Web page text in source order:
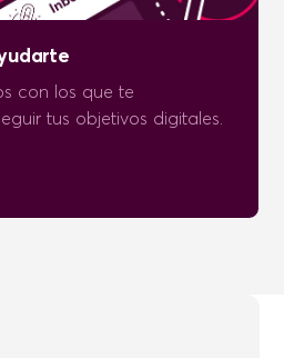
con los que te
tus objetivos digitales.